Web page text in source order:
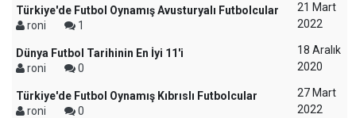
Türkiye'de Futbol Oynamış Avusturyalı Futbolcular
roni
1
21 Mart
2022
Dünya Futbol Tarihinin En İyi 11'i
roni
0
18 Aralık
2020
Türkiye'de Futbol Oynamış Kıbrıslı Futbolcular
roni
0
27 Mart
2022